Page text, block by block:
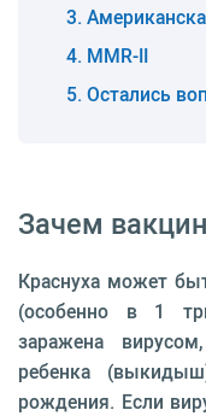
MMR-II
Остались
Зачем
Краснуха может
(особенно в 1
заражена
ребенка
рождения. Если